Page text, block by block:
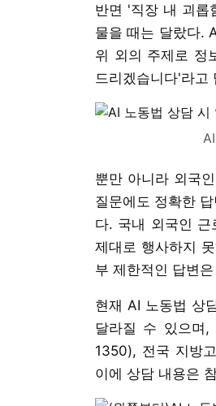
반면 '직장 내 괴롭
물을 때는 달랐다.
위 외의 주제로 정
드리겠습니다'라고
뿐만 아니라 외국
질문에도 정확한
다. 국내 외국인
제대로 행사하지
부 제한적인 답변
현재 AI 노동법 상
달라질 수 있으며,
1350), 전국 지방
이에 상담 내용은